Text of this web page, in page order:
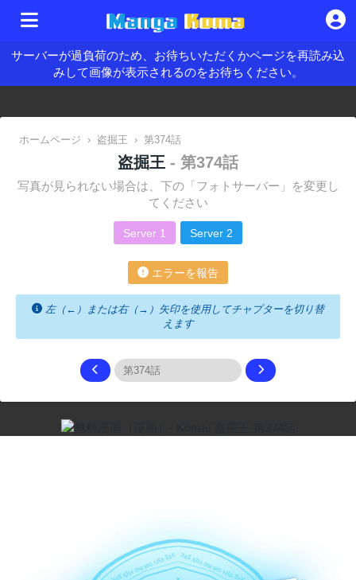
サーバーが過負荷のため、お待ちいただくかページを再読み込
みして画像が表示されるのをお待ちください。
ホームページ › 盗掘王 › 第374話
盗掘王 - 第374話
写真が見られない場合は、下の「フォトサーバー」を変更し
てください
Server 1 Server 2
エラーを報告
左（←）または右（→）矢印を使用してチャプターを切り替
えます